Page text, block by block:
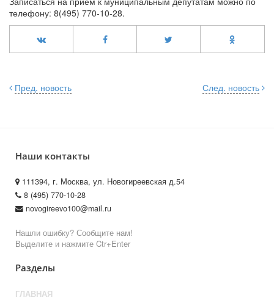
телефону: 8(495) 770-10-28.
След. новость
Пред. новость
Наши контакты
111394, г. Москва, ул. Новогиреевская д.54
8 (495) 770-10-28
novogireevo100@mail.ru
Нашли ошибку? Сообщите нам!
Выделите и нажмите Ctr+Enter
Разделы
ГЛАВНАЯ